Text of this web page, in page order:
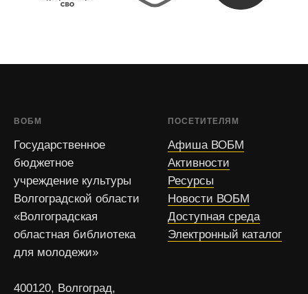
ВОБМ
Государственное
бюджетное
учреждение культуры
Волгоградской области
«Волгоградская
областная библиотека
для молодежи»
400120, Волгоград,
ПОСЕТИТЕЛЯМ
Афиша ВОБМ
Активности
Ресурсы
Новости ВОБМ
Доступная среда
Электронный каталог